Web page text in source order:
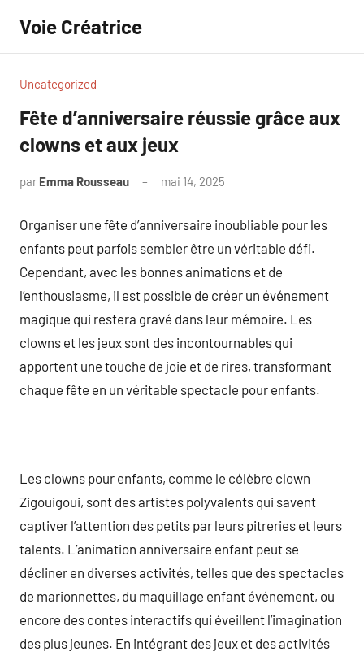
contenu
Voie Créatrice
Uncategorized
Fête d’anniversaire réussie grâce aux
clowns et aux jeux
par Emma Rousseau mai 14, 2025
Organiser une fête d’anniversaire inoubliable pour les
enfants peut parfois sembler être un véritable défi.
Cependant, avec les bonnes animations et de
l’enthousiasme, il est possible de créer un événement
magique qui restera gravé dans leur mémoire. Les
clowns et les jeux sont des incontournables qui
apportent une touche de joie et de rires, transformant
chaque fête en un véritable spectacle pour enfants.
Les clowns pour enfants, comme le célèbre clown
Zigouigoui, sont des artistes polyvalents qui savent
captiver l’attention des petits par leurs pitreries et leurs
talents. L’animation anniversaire enfant peut se
décliner en diverses activités, telles que des spectacles
de marionnettes, du maquillage enfant événement, ou
encore des contes interactifs qui éveillent l’imagination
des plus jeunes. En intégrant des jeux et des activités